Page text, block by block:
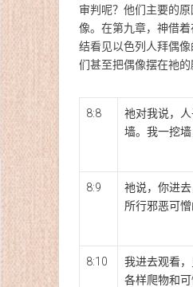
审判呢？他们主要的
像。在第九章，神借
结看见以色列人拜偶
们甚至把偶像摆在祂的
8:8
祂对我说，
墙。我一挖墙
8:9
祂说，你进
所行邪恶可憎
8:10
我进去观看
各样爬物和